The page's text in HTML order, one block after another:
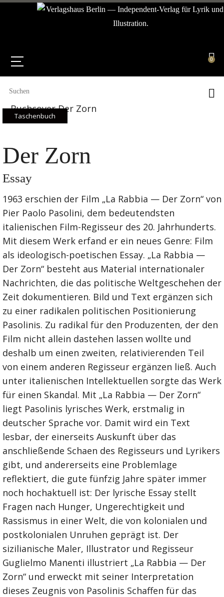
0
Taschenbuch
Der Zorn
Essay
1963 erschien der Film „La Rabbia — Der Zorn“ von
Pier Paolo Pasolini, dem bedeutendsten
italienischen Film-Regisseur des 20. Jahrhunderts.
Mit diesem Werk erfand er ein neues Genre: Film
als ideologisch-poetischen Essay. „La Rabbia —
Der Zorn“ besteht aus Material internationaler
Nachrichten, die das politische Weltgeschehen der
Zeit dokumentieren. Bild und Text ergänzen sich
zu einer radikalen politischen Positionierung
Pasolinis. Zu radikal für den Produzenten, der den
Film nicht allein dastehen lassen wollte und
deshalb um einen zweiten, relativierenden Teil
von einem anderen Regisseur ergänzen ließ. Auch
unter italienischen Intellektuellen sorgte das Werk
für einen Skandal. Mit „La Rabbia — Der Zorn“
liegt Pasolinis lyrisches Werk, erstmalig in
deutscher Sprache vor. Damit wird ein Text
lesbar, der einerseits Auskunft über das
anschließende Schaen des Regisseurs und Lyrikers
gibt, und andererseits eine Problemlage
reflektiert, die gute fünfzig Jahre später immer
noch hochaktuell ist: Der lyrische Essay stellt
Fragen nach Hunger, Ungerechtigkeit und
Rassismus in einer Welt, die von kolonialen und
postkolonialen Unruhen geprägt ist. Der
sizilianische Maler, Illustrator und Regisseur
Guglielmo Manenti illustriert „La Rabbia — Der
Zorn“ und erweckt mit seiner Interpretation
dieses Zeugnis von Pasolinis Schaffen für das